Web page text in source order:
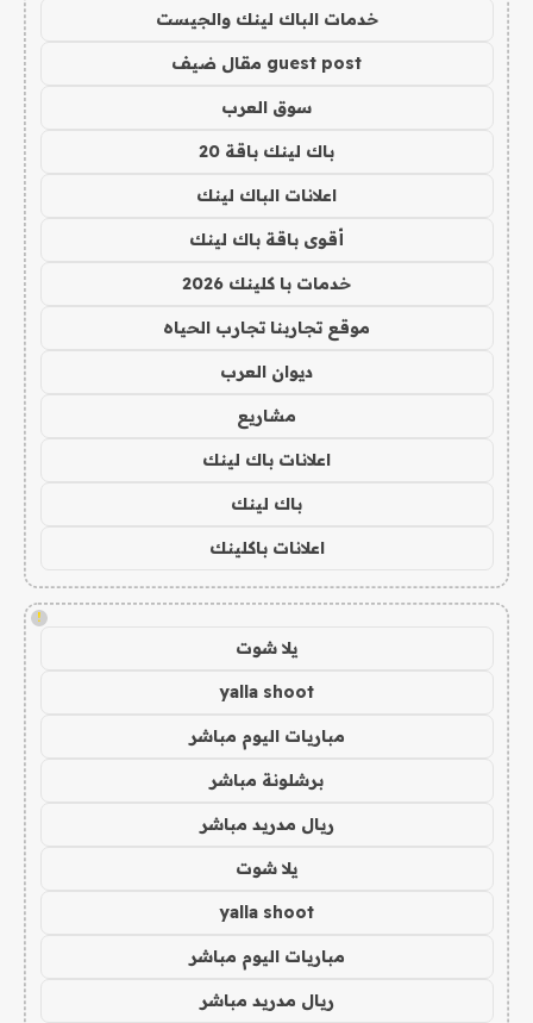
خدمات الباك لينك والجيست
guest post مقال ضيف
سوق العرب
باك لينك باقة 20
اعلانات الباك لينك
أقوى باقة باك لينك
خدمات با كلينك 2026
موقع تجاربنا تجارب الحياه
ديوان العرب
مشاريع
اعلانات باك لينك
باك لينك
اعلانات باكلينك
!
يلا شوت
yalla shoot
مباريات اليوم مباشر
برشلونة مباشر
ريال مدريد مباشر
يلا شوت
yalla shoot
مباريات اليوم مباشر
ريال مدريد مباشر